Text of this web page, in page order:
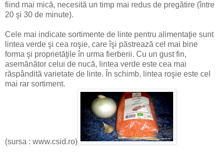
fiind mai mică, necesită un timp mai redus de pregătire (între
20 şi 30 de minute).
Cele mai indicate sortimente de linte pentru alimentaţie sunt
lintea verde şi cea roşie, care îşi păstrează cel mai bine
forma şi proprietăţile în urma fierberii. Cu un gust fin,
asemănător celui de nucă, lintea verde este cea mai
răspândită varietate de linte. În schimb, lintea roşie este cel
mai rar sortiment.
(sursa : www.csid.ro)